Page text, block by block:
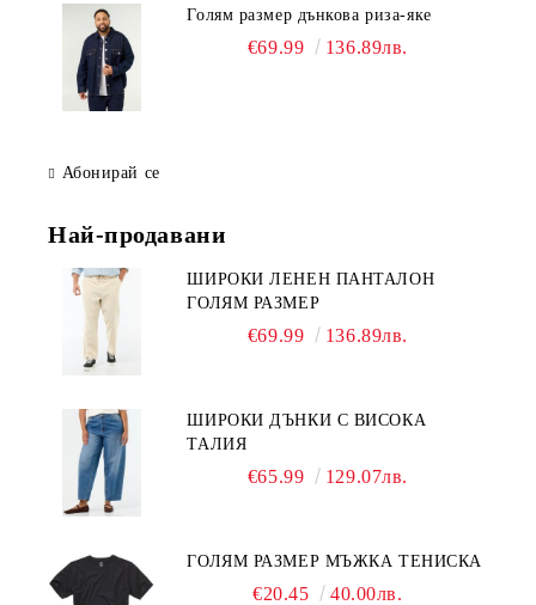
Голям размер дънкова риза-яке
€69.99 136.89лв.
Абонирай се
Най-продавани
ШИРОКИ ЛЕНЕН ПАНТАЛОН
ГОЛЯМ РАЗМЕР
€69.99 136.89лв.
ШИРОКИ ДЪНКИ С ВИСОКА
ТАЛИЯ
€65.99 129.07лв.
ГОЛЯМ РАЗМЕР МЪЖКА ТЕНИСКА
€20.45 40.00лв.